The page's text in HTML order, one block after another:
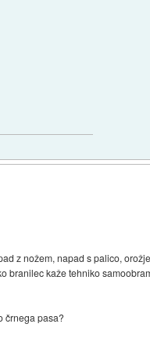
z nožem, napad s palico,
branilec kaže tehniko
črnega pasa?